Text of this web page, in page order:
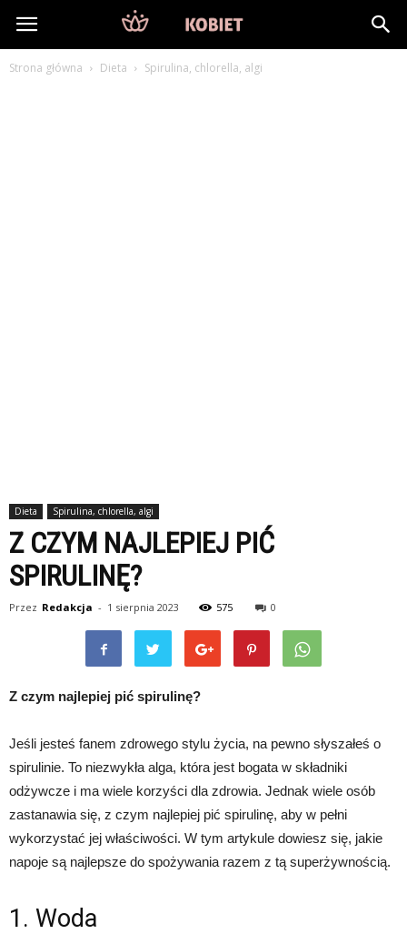
DlaKobiet24.pl
Strona główna Dieta Spirulina, chlorella, algi
Dieta Spirulina, chlorella, algi
Z CZYM NAJLEPIEJ PIĆ
SPIRULINĘ?
Przez Redakcja - 1 sierpnia 2023 575 0
Z czym najlepiej pić spirulinę?
Jeśli jesteś fanem zdrowego stylu życia, na pewno słyszałeś o
spirulinie. To niezwykła alga, która jest bogata w składniki
odżywcze i ma wiele korzyści dla zdrowia. Jednak wiele osób
zastanawia się, z czym najlepiej pić spirulinę, aby w pełni
wykorzystać jej właściwości. W tym artykule dowiesz się, jakie
napoje są najlepsze do spożywania razem z tą superżywnością.
1. Woda